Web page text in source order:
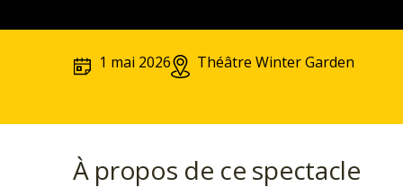
1 mai 2026 Théâtre Winter Garden
À propos de ce spectacle